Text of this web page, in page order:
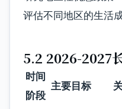
评估不同地区的生活
5.2 2026-2027
时间
阶段
主要目标